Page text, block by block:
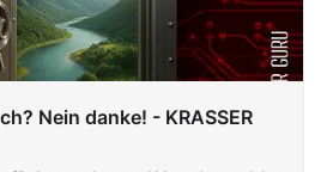
Nein danke! - KRASSER